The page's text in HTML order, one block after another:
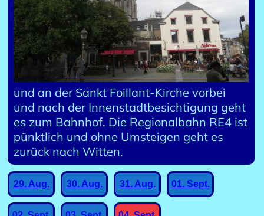
29. Aug. 30. Aug. 31. Aug. 01. Sept.
und an der Sankt Foillant-Kirche vorbei
und nach der Innenstadtbesichtigung geht
es zum Bahnhof. Die Regionalbahn RE4 ist
pünktlich und ohne Umsteigen geht es
zurück nach Witten.